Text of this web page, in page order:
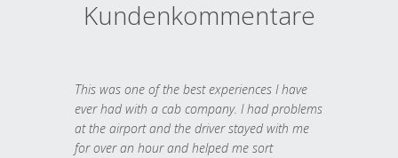
Kundenkommentare
This was one of the best experiences I have
ever had with a cab company. I had problems
at the airport and the driver stayed with me
for over an hour and helped me sort